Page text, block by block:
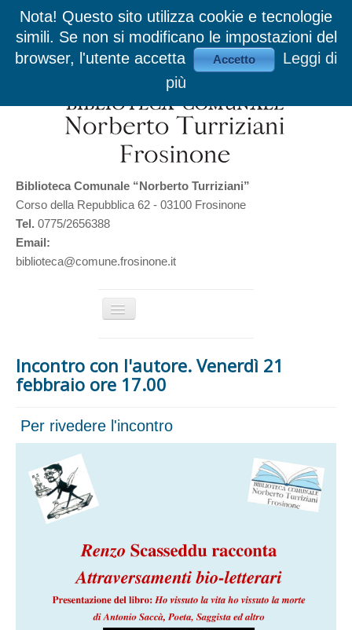
Biblioteca Comunale “Norberto Turriziani”
Corso della Repubblica 62 - 03100 Frosinone
Tel. 0775/2656388
Email:
biblioteca@comune.frosinone.it
Cambia
Biblioteca
Cataloghi
Modulistica
Inviti alla lettura
F.A.Q
Incontro con l'autore. Venerdì 21
febbraio ore 17.00
Per rivedere l'incontro
Nota! Questo sito utilizza cookie e tecnologie
simili. Se non si modificano le impostazioni del
browser, l'utente accetta
Accetto
Leggi di
più